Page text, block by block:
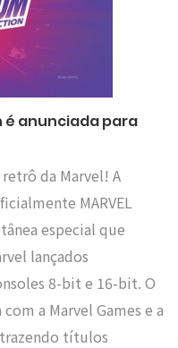
é anunciada para
da Marvel! A
MARVEL
especial que
lançados
8-bit e 16-bit. O
a Marvel Games e a
títulos